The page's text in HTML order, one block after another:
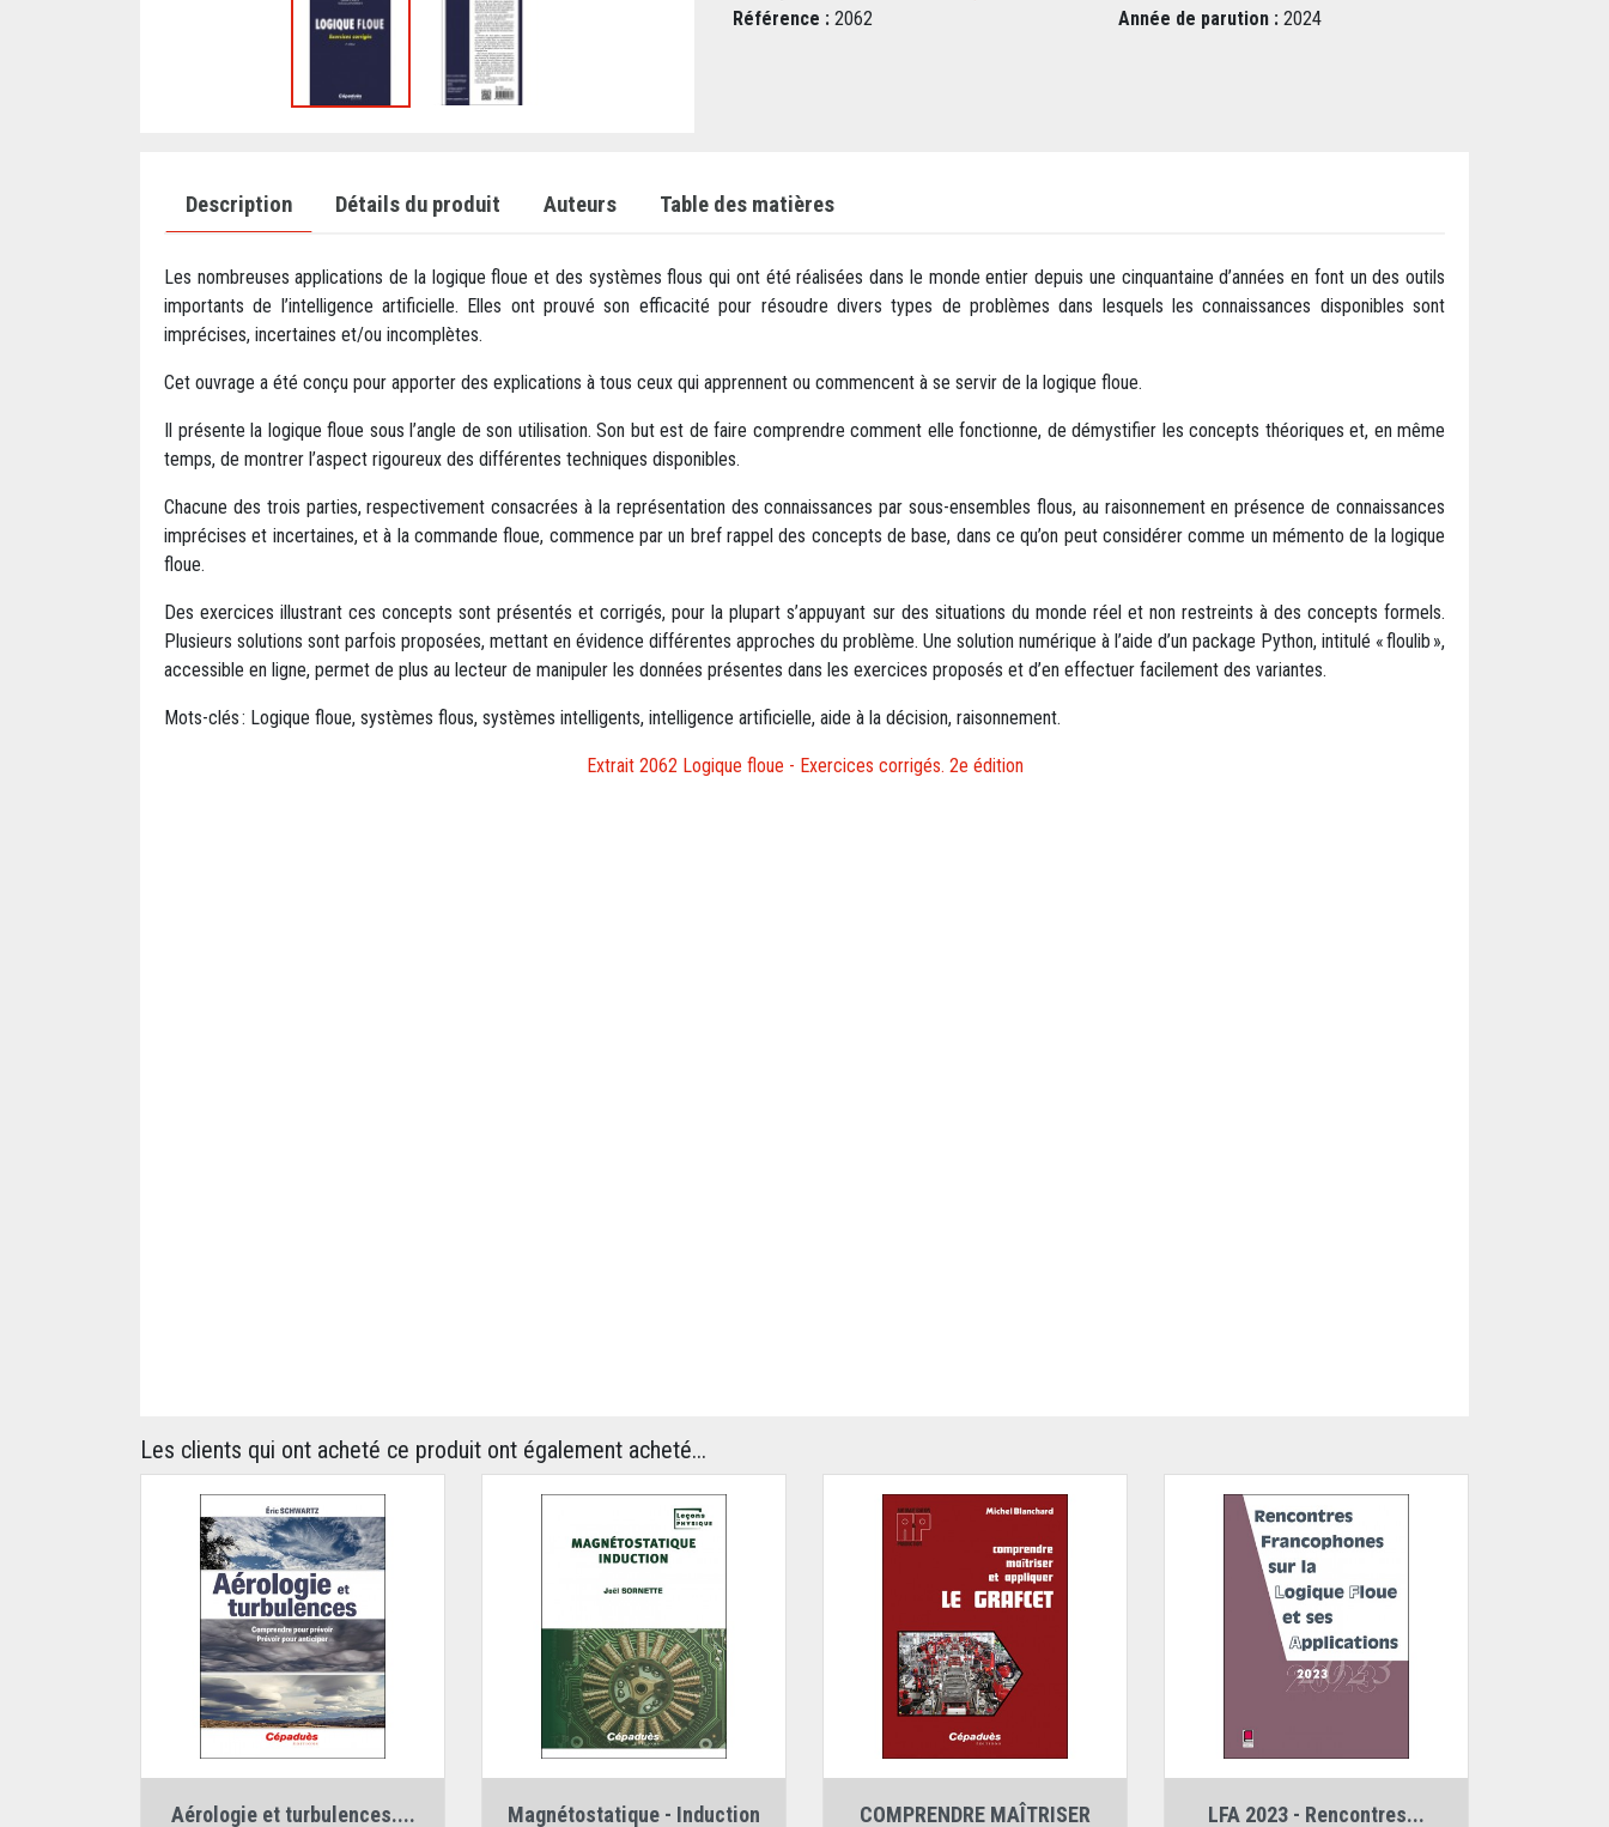
Référence :2062 Année de parution : 2024
Description Détails du produit Auteurs Table des matières
Les nombreuses applications de la logique floue et des systèmes flous qui ont été réalisées dans le monde entier depuis une cinquantaine d’années en font un des outils
importants de l’intelligence artificielle. Elles ont prouvé son efficacité pour résoudre divers types de problèmes dans lesquels les connaissances disponibles sont
imprécises, incertaines et/ou incomplètes.
Cet ouvrage a été conçu pour apporter des explications à tous ceux qui apprennent ou commencent à se servir de la logique floue.
Il présente la logique floue sous l’angle de son utilisation. Son but est de faire comprendre comment elle fonctionne, de démystifier les concepts théoriques et, en même
temps, de montrer l’aspect rigoureux des différentes techniques disponibles.
Chacune des trois parties, respectivement consacrées à la représentation des connaissances par sous-ensembles flous, au raisonnement en présence de connaissances
imprécises et incertaines, et à la commande floue, commence par un bref rappel des concepts de base, dans ce qu’on peut considérer comme un mémento de la logique
floue.
Des exercices illustrant ces concepts sont présentés et corrigés, pour la plupart s’appuyant sur des situations du monde réel et non restreints à des concepts formels.
Plusieurs solutions sont parfois proposées, mettant en évidence différentes approches du problème. Une solution numérique à l’aide d’un package Python, intitulé « floulib »,
accessible en ligne, permet de plus au lecteur de manipuler les données présentes dans les exercices proposés et d’en effectuer facilement des variantes.
Mots-clés : Logique floue, systèmes flous, systèmes intelligents, intelligence artificielle, aide à la décision, raisonnement.
Extrait 2062 Logique floue - Exercices corrigés. 2e édition
Les clients qui ont acheté ce produit ont également acheté...
Aérologie et turbulences.... Magnétostatique - Induction
Michel Blanchard
COMPRENDRE MAÎTRISER
LFA 2023 - Rencontres...